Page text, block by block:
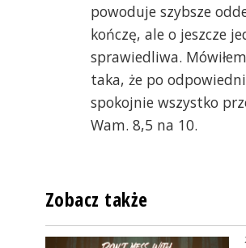
powoduje szybsze
kończę, ale o jeszcze
sprawiedliwa.
taka, że po
spokojnie wszystko
Wam. 8,5 na 10.
Zobacz także